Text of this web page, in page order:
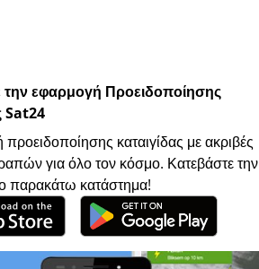
την εφαρμογή Προειδοποίησης
Sat24
καταιγίδας με ακριβές
για όλο τον κόσμο. Κατεβάστε την
παρακάτω κατάστημα!